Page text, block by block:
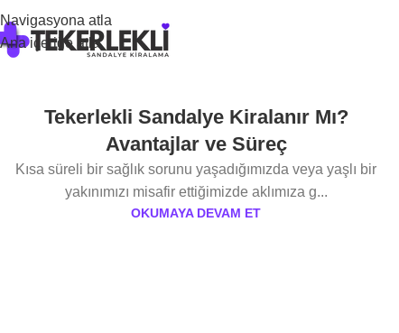
Navigasyona atla
Ana içeriğe atla
Tekerlekli Sandalye Kiralanır Mı?
Avantajlar ve Süreç
Kısa süreli bir sağlık sorunu yaşadığımızda veya yaşlı bir
yakınımızı misafir ettiğimizde aklımıza g...
OKUMAYA DEVAM ET